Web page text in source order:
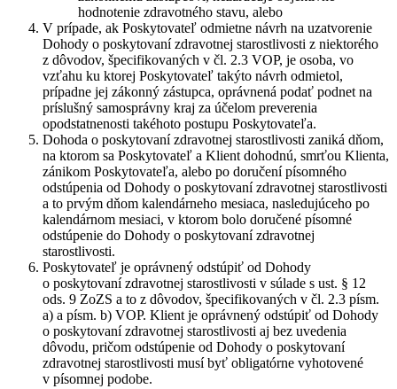
hodnotenie zdravotného stavu, alebo
V prípade, ak Poskytovateľ odmietne návrh na uzatvorenie
Dohody o poskytovaní zdravotnej starostlivosti z niektorého
z dôvodov, špecifikovaných v čl. 2.3 VOP, je osoba, vo
vzťahu ku ktorej Poskytovateľ takýto návrh odmietol,
prípadne jej zákonný zástupca, oprávnená podať podnet na
príslušný samosprávny kraj za účelom preverenia
opodstatnenosti takéhoto postupu Poskytovateľa.
Dohoda o poskytovaní zdravotnej starostlivosti zaniká dňom,
na ktorom sa Poskytovateľ a Klient dohodnú, smrťou Klienta,
zánikom Poskytovateľa, alebo po doručení písomného
odstúpenia od Dohody o poskytovaní zdravotnej starostlivosti
a to prvým dňom kalendárneho mesiaca, nasledujúceho po
kalendárnom mesiaci, v ktorom bolo doručené písomné
odstúpenie do Dohody o poskytovaní zdravotnej
starostlivosti.
Poskytovateľ je oprávnený odstúpiť od Dohody
o poskytovaní zdravotnej starostlivosti v súlade s ust. § 12
ods. 9 ZoZS a to z dôvodov, špecifikovaných v čl. 2.3 písm.
a) a písm. b) VOP. Klient je oprávnený odstúpiť od Dohody
o poskytovaní zdravotnej starostlivosti aj bez uvedenia
dôvodu, pričom odstúpenie od Dohody o poskytovaní
zdravotnej starostlivosti musí byť obligatórne vyhotovené
v písomnej podobe.